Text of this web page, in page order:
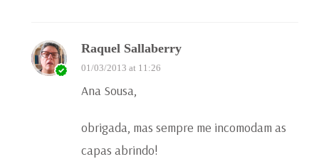
Raquel Sallaberry
01/03/2013 at 11:26
Ana Sousa,
obrigada, mas sempre me incomodam as
capas abrindo!